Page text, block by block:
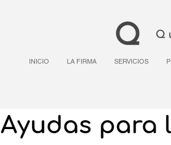
INICIO LA FIRMA SERVICIOS
Ayudas para